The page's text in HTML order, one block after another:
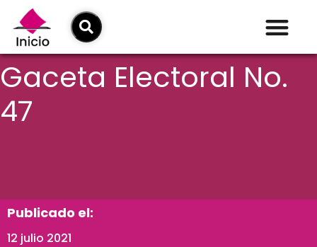
Gaceta Electoral No.
47
Publicado el:
12 julio 2021